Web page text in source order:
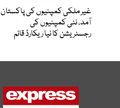
غیر ملکی کمپنیوں کی پاکستان
آمد، نئی کمپنیوں کی
رجسٹریشن کا نیا ریکارڈ قائم